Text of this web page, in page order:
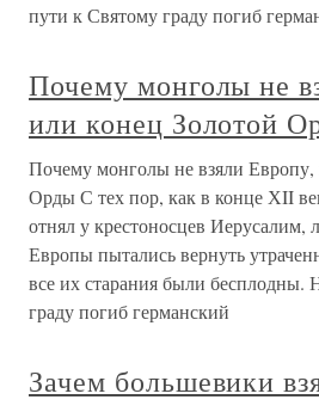
пути к Святому граду погиб
Почему монголы не
или конец Золотой
Почему монголы не взяли Европу,
Орды С тех пор, как в конце ХII
отнял у крестоносцев Иерусалим,
Европы пытались вернуть
все их старания были бесплодны.
граду погиб германский
Зачем большевики